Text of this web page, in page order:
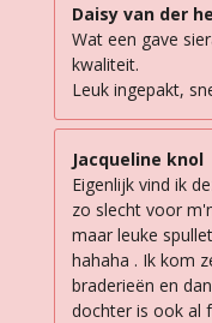
Daisy van der
Wat een gave
kwaliteit.
Leuk ingepakt,
Jacqueline knol
Eigenlijk vind ik
zo slecht voor
maar leuke
hahaha . Ik kom
braderieën en
dochter is ook al